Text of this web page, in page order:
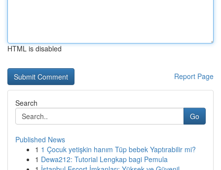
HTML is disabled
Report Page
Search
Go
Published News
1 1 Çocuk yetişkin hanım Tüp bebek Yaptırabilir mi?
1 Dewa212: Tutorial Lengkap bagi Pemula